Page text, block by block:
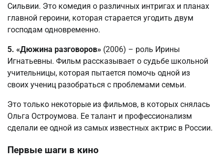
Сильвии. Это комедия о различных интригах и планах
главной героини, которая старается угодить двум
господам одновременно.
5. «Дюжина разговоров» (2006) – роль Ирины
Игнатьевны. Фильм рассказывает о судьбе школьной
учительницы, которая пытается помочь одной из
своих учениц разобраться с проблемами семьи.
Это только некоторые из фильмов, в которых снялась
Ольга Остроумова. Ее талант и профессионализм
сделали ее одной из самых известных актрис в России.
Первые шаги в кино